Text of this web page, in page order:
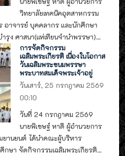
วิทยาลัยเทคนิคอุตสาหกรรม
อาจารย์ บุคคลากร และนักศึกษา
รุง ศาสนา(แห่เทียนจำนำพรรษา)...
การจัดกิจกรรม
เฉลิมพระเกียรติ เนื่องในโอกาส
วันเฉลิมพระชนมพรรษา
พระบาทสมเด็จพระเจ้าอยู่
วันเสาร์, 25 กรกฎาคม 2569
00:10
วันที่ 24 กรกฎาคม 2569
นายพิเชษฐ์ หาดี ผู้อำนวยการ
ยานยนต์ ได้นำคณะผู้บริหาร
ษา จัดกิจกรรมเฉลิมพระเกียรติ...